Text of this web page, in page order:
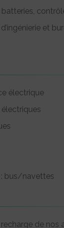
et
électrique
bus/navettes
de nos